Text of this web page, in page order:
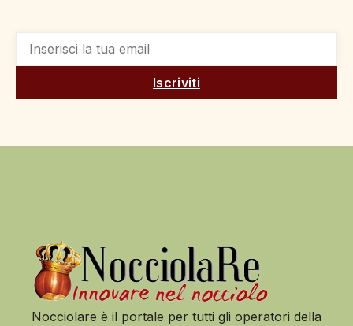
Iscriviti
Nocciolare è il portale per tutti gli operatori della